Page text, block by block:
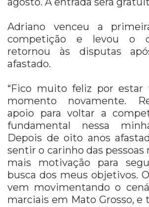
Adriano venceu a
competição e levou o
retornou às disputas
afastado.
“Fico muito feliz por estar
momento novamente.
apoio para voltar a
fundamental nessa
Depois de oito anos
sentir o carinho das pessoas
mais motivação para
busca dos meus objetivos.
vem movimentando o
marciais em Mato Grosso, e